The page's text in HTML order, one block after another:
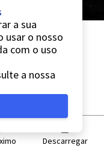
Descarregar
a sua
usar o nosso
com o uso
a nossa